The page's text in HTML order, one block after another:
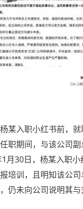
某入职小红书前，
职期间，与该公司
月30日，杨某入职
培训，且明知该公
仍未向公司说明其